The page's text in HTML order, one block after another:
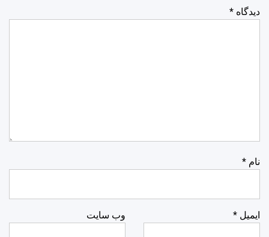
دیدگاه *
نام *
ایمیل * وب‌ سایت